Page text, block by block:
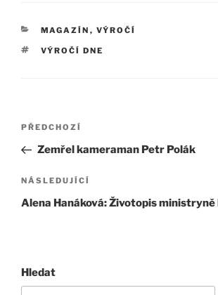
RUBRIKY
MAGAZÍN , VÝROČÍ
ŠTÍTKY
VÝROČÍ DNE
Navigace
příspěvek
Předchozí
příspěvek
PŘEDCHOZÍ
Zemřel kameraman Petr Polák
Následující
příspěvek
NÁSLEDUJÍCÍ
Alena Hanáková: Životopis
Hledat